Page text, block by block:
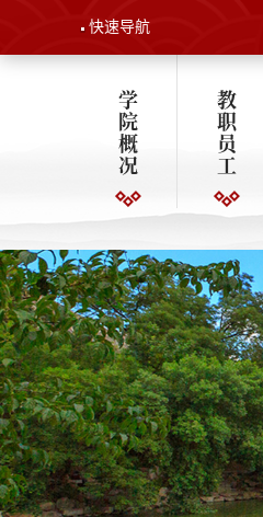
快速导航
学
院
概
况
教
职
员
工